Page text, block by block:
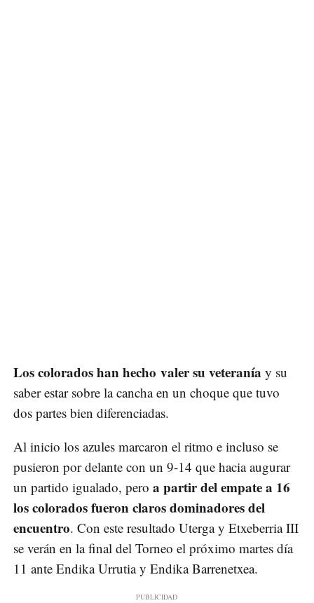
Los colorados han hecho valer su veteranía y su
saber estar sobre la cancha en un choque que tuvo
dos partes bien diferenciadas.
Al inicio los azules marcaron el ritmo e incluso se
pusieron por delante con un 9-14 que hacia augurar
un partido igualado, pero a partir del empate a 16
los colorados fueron claros dominadores del
encuentro. Con este resultado Uterga y Etxeberria III
se verán en la final del Torneo el próximo martes día
11 ante Endika Urrutia y Endika Barrenetxea.